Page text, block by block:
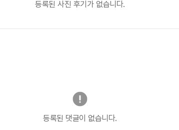
등록된 사진 후기가 없습니다.
등록된 댓글이 없습니다.